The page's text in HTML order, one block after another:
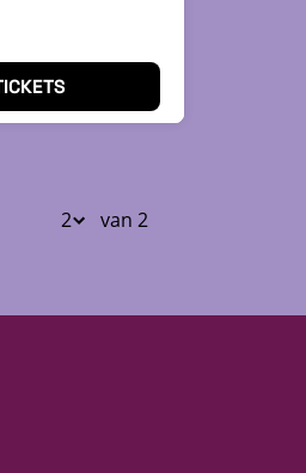
van 2